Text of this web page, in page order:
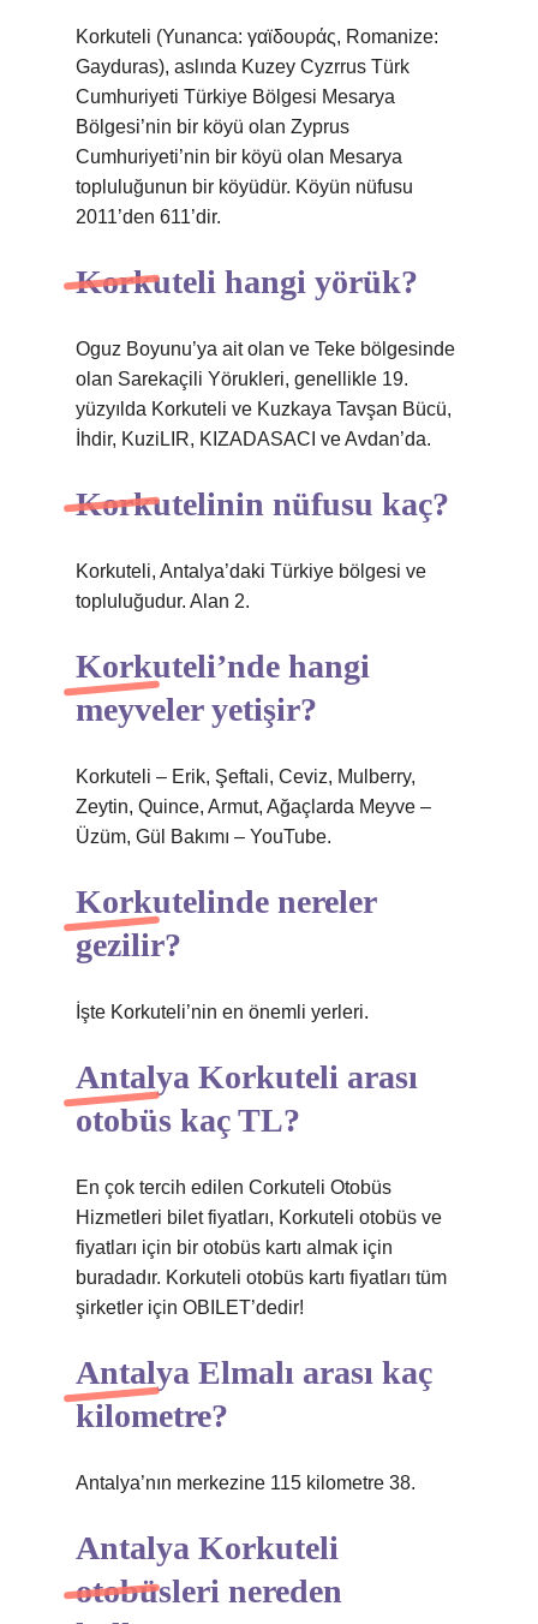
Korkuteli (Yunanca: γαϊδουράς, Romanize:
Gayduras), aslında Kuzey Cyzrrus Türk
Cumhuriyeti Türkiye Bölgesi Mesarya
Bölgesi’nin bir köyü olan Zyprus
Cumhuriyeti’nin bir köyü olan Mesarya
topluluğunun bir köyüdür. Köyün nüfusu
2011’den 611’dir.
Korkuteli hangi yörük?
Oguz Boyunu’ya ait olan ve Teke bölgesinde
olan Sarekaçili Yörukleri, genellikle 19.
yüzyılda Korkuteli ve Kuzkaya Tavşan Bücü,
İhdir, KuziLIR, KIZADASACI ve Avdan’da.
Korkutelinin nüfusu kaç?
Korkuteli, Antalya’daki Türkiye bölgesi ve
topluluğudur. Alan 2.
Korkuteli’nde hangi
meyveler yetişir?
Korkuteli – Erik, Şeftali, Ceviz, Mulberry,
Zeytin, Quince, Armut, Ağaçlarda Meyve –
Üzüm, Gül Bakımı – YouTube.
Korkutelinde nereler
gezilir?
İşte Korkuteli’nin en önemli yerleri.
Antalya Korkuteli arası
otobüs kaç TL?
En çok tercih edilen Corkuteli Otobüs
Hizmetleri bilet fiyatları, Korkuteli otobüs ve
fiyatları için bir otobüs kartı almak için
buradadır. Korkuteli otobüs kartı fiyatları tüm
şirketler için OBILET’dedir!
Antalya Elmalı arası kaç
kilometre?
Antalya’nın merkezine 115 kilometre 38.
Antalya Korkuteli
otobüsleri nereden